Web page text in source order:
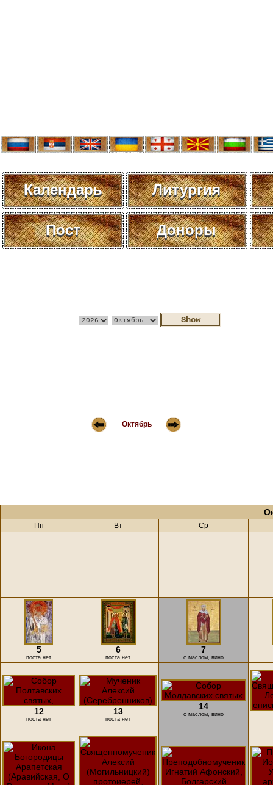
Календарь Литургия
Пост Доноры
Октябрь
Пн Вт Ср
5
поста нет
6
поста нет
7
с маслом, вино
12
поста нет
13
поста нет
14
с маслом, вино